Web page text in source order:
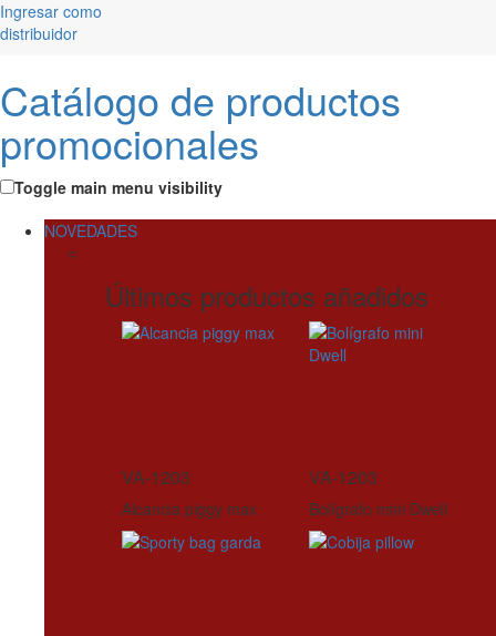
Ingresar como
distribuidor
Catálogo de productos
promocionales
Toggle main menu visibility
NOVEDADES
Últimos productos añadidos
VA-1203
Alcancia piggy max
VA-1203
Bolígrafo mini Dwell